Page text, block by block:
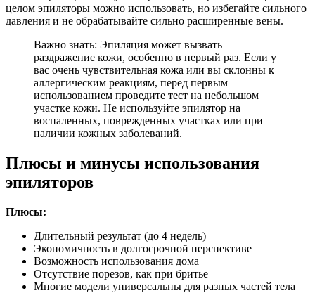
целом эпиляторы можно использовать, но избегайте сильного
давления и не обрабатывайте сильно расширенные вены.
Важно знать: Эпиляция может вызвать
раздражение кожи, особенно в первый раз. Если у
вас очень чувствительная кожа или вы склонны к
аллергическим реакциям, перед первым
использованием проведите тест на небольшом
участке кожи. Не используйте эпилятор на
воспаленных, поврежденных участках или при
наличии кожных заболеваний.
Плюсы и минусы использования
эпиляторов
Плюсы:
Длительный результат (до 4 недель)
Экономичность в долгосрочной перспективе
Возможность использования дома
Отсутствие порезов, как при бритье
Многие модели универсальны для разных частей тела